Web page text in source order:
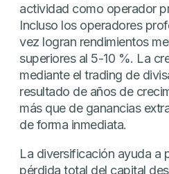
actividad como operador
Incluso los operadores
vez logran rendimientos
superiores al 5-10 %. La
mediante el trading de
resultado de años de
más que de ganancias
de forma inmediata.
La diversificación ayuda a
pérdida total del capital